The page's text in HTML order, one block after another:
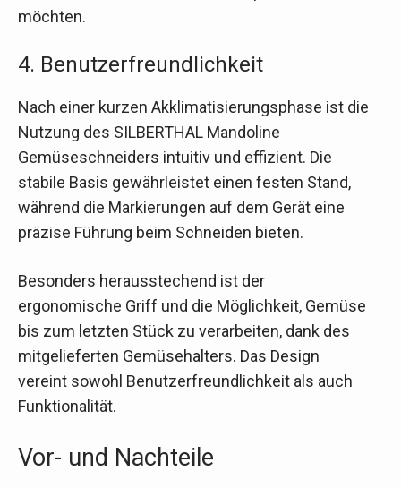
möchten.
4. Benutzerfreundlichkeit
Nach einer kurzen Akklimatisierungsphase ist die
Nutzung des SILBERTHAL Mandoline
Gemüseschneiders intuitiv und effizient. Die
stabile Basis gewährleistet einen festen Stand,
während die Markierungen auf dem Gerät eine
präzise Führung beim Schneiden bieten.
Besonders herausstechend ist der
ergonomische Griff und die Möglichkeit, Gemüse
bis zum letzten Stück zu verarbeiten, dank des
mitgelieferten Gemüsehalters. Das Design
vereint sowohl Benutzerfreundlichkeit als auch
Funktionalität.
Vor- und Nachteile